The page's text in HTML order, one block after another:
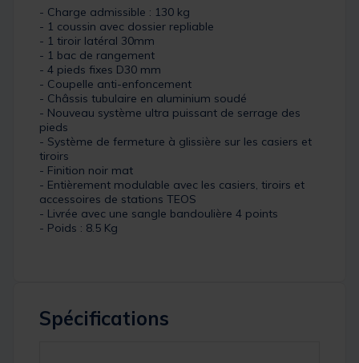
- Charge admissible : 130 kg
- 1 coussin avec dossier repliable
- 1 tiroir latéral 30mm
- 1 bac de rangement
- 4 pieds fixes D30 mm
- Coupelle anti-enfoncement
- Châssis tubulaire en aluminium soudé
- Nouveau système ultra puissant de serrage des
pieds
- Système de fermeture à glissière sur les casiers et
tiroirs
- Finition noir mat
- Entièrement modulable avec les casiers, tiroirs et
accessoires de stations TEOS
- Livrée avec une sangle bandoulière 4 points
- Poids : 8.5 Kg
Spécifications